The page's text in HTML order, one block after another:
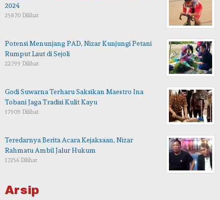
2024
25870 Dilihat
Potensi Menunjang PAD, Nizar Kunjungi Petani
Rumput Laut di Sejoli
22799 Dilihat
Godi Suwarna Terharu Saksikan Maestro Ina
Tobani Jaga Tradisi Kulit Kayu
17909 Dilihat
Teredarnya Berita Acara Kejaksaan, Nizar
Rahmatu Ambil Jalur Hukum
17256 Dilihat
Arsip